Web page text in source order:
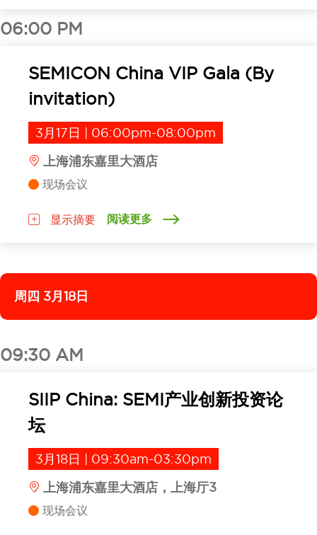
06:00 PM
SEMICON China VIP Gala (By
invitation)
3月17日 | 06:00pm-08:00pm
上海浦东嘉里大酒店
现场会议
显示摘要 阅读更多
周四 3月18日
09:30 AM
SIIP China: SEMI产业创新投资论
坛
3月18日 | 09:30am-03:30pm
上海浦东嘉里大酒店，上海厅3
现场会议